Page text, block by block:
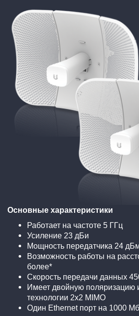
Основные характеристики
Работает на частоте 5 ГГц
Усиление 23 дБи
Мощность передатчика 24
Возможность работы на
более*
Скорость передачи данных
Имеет двойную поляризацию
технологии 2х2 MIMO
Один Ethernet порт на 1000